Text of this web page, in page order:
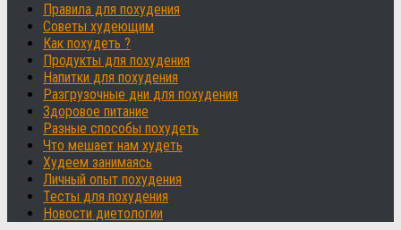
Правила для похудения
Советы худеющим
Как похудеть ?
Продукты для похудения
Напитки для похудения
Разгрузочные дни для похудения
Здоровое питание
Разные способы похудеть
Что мешает нам худеть
Худеем занимаясь
Личный опыт похудения
Тесты для похудения
Новости диетологии